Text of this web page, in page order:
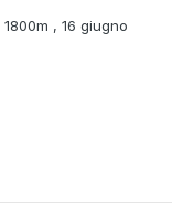
, 16 giugno